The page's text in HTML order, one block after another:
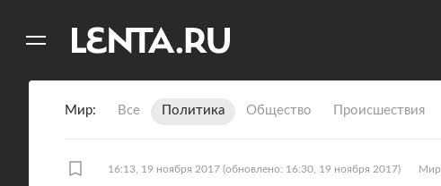
Мир Все Политика Общество Происшествия
16:13, 19 ноября 2017 (обновлено: 16:30, 19 ноября 2017) Мир